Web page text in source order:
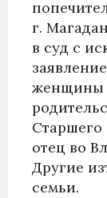
г.
в суд с
женщины
Старшего
отец во
Другие
семьи.